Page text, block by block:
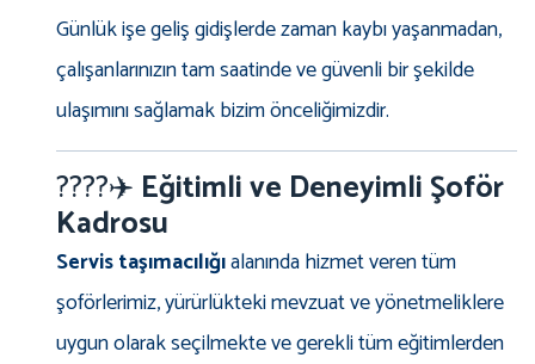
Günlük işe geliş gidişlerde zaman kaybı yaşanmadan,
çalışanlarınızın tam saatinde ve güvenli bir şekilde
ulaşımını sağlamak bizim önceliğimizdir.
????‍✈️ Eğitimli ve Deneyimli Şoför
Kadrosu
Servis taşımacılığıalanında hizmet veren tüm
şoförlerimiz, yürürlükteki mevzuat ve yönetmeliklere
uygun olarak seçilmekte ve gerekli tüm eğitimlerden